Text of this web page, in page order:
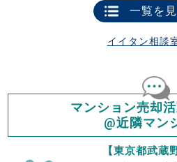
一覧を
イイタン相談
マンション売却
@近隣マン
【東京都武蔵